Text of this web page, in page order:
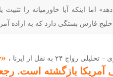
اما اینکه آیا خاورمیانه را
فارس بستگی دارد که به اراده
۲۴ به نقل از ایرنا ،
بازگشته است.